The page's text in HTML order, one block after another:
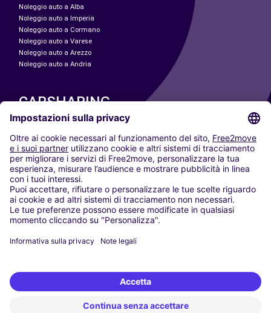
Noleggio auto a Alba
Noleggio auto a Imperia
Noleggio auto a Cormano
Noleggio auto a Varese
Noleggio auto a Arezzo
Noleggio auto a Andria
CARSHARING
LE NOSTRE CITTÀ
Paris
Madrid
Washington DC
Milano
Roma
Torino
Vienna
Berlino
Düsseldorf